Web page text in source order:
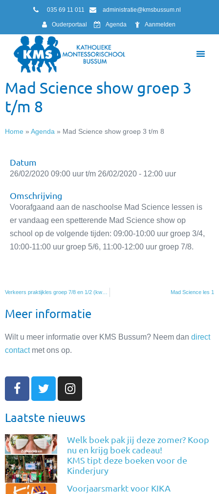
035 69 11 011 administratie@kmsbussum.nl
Ouderportaal Agenda Aanmelden
Mad Science show groep 3
t/m 8
Home » Agenda » Mad Science show groep 3 t/m 8
Datum
26/02/2020 09:00 uur t/m 26/02/2020 - 12:00 uur
Omschrijving
Voorafgaand aan de naschoolse Mad Science lessen is
er vandaag een spetterende Mad Science show op
school op de volgende tijden: 09:00-10:00 uur groep 3/4,
10:00-11:00 uur groep 5/6, 11:00-12:00 uur groep 7/8.
Mad Science les 1
Meer informatie
Wilt u meer informatie over KMS Bussum? Neem dan direct
contactmet ons op.
Laatste nieuws
Welk boek pak jij deze zomer? Koop
nu en krijg boek cadeau!
KMS tipt deze boeken voor de
Kinderjury
Voorjaarsmarkt voor KIKA